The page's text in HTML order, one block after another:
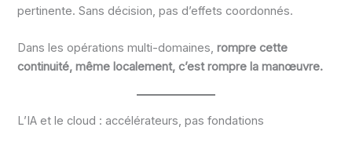
pertinente. Sans décision, pas d’effets coordonnés.
Dans les opérations multi-domaines,rompre cette
continuité, même localement, c’est rompre la manœuvre.
L’IA et le cloud : accélérateurs, pas fondations